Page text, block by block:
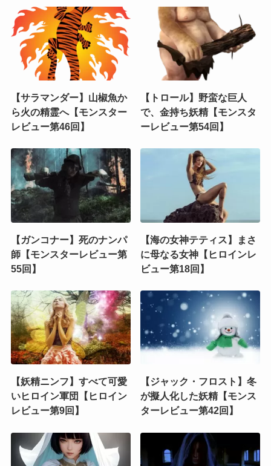
【サラマンダー】山椒魚か
ら火の精霊へ【モンスター
レビュー第46回】
【トロール】野蛮な巨人
で、金持ち妖精【モンスタ
ーレビュー第54回】
【ガンコナー】死のナンパ
師【モンスターレビュー第
55回】
【海の女神テティス】まさ
に母なる女神【ヒロインレ
ビュー第18回】
【妖精ニンフ】すべて可愛
いヒロイン軍団【ヒロイン
レビュー第9回】
【ジャック・フロスト】冬
が擬人化した妖精【モンス
ターレビュー第42回】